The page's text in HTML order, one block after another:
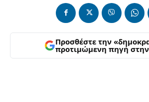
Προσθέστε την
προτιμώμενη πηγή